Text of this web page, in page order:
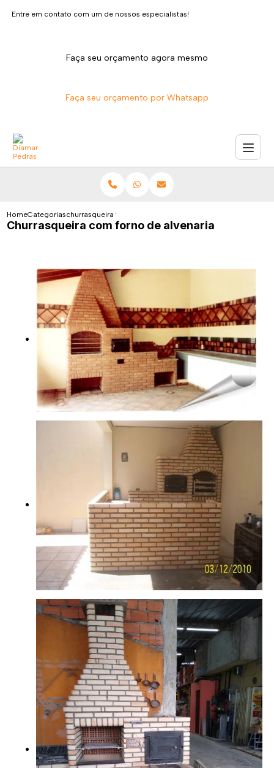
Entre em contato com um de nossos especialistas!
Faça seu orçamento agora mesmo
Faça seu orçamento por Whatsapp
HomeCategoriaschurrasqueira forno alvenaria
Churrasqueira com forno de alvenaria